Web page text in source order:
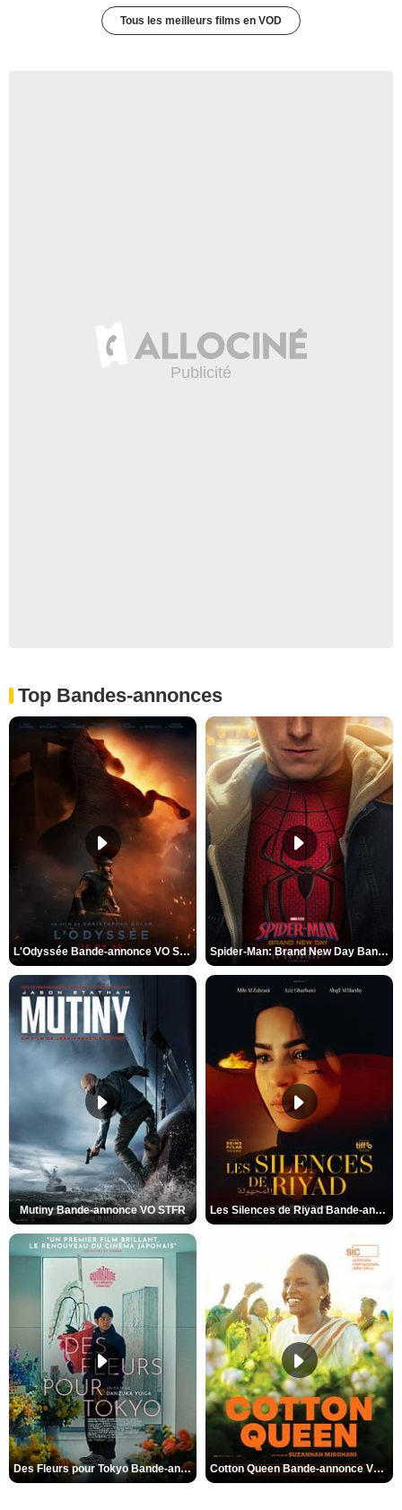
Tous les meilleurs films en VOD
Top Bandes-annonces
L'Odyssée Bande-annonce VO STFR Spider-Man: Brand New Day Bande-annonce VO STFR
Mutiny Bande-annonce VO STFR Les Silences de Riyad Bande-annonce VO STFR
Des Fleurs pour Tokyo Bande-annonce VO STFR Cotton Queen Bande-annonce VO STFR